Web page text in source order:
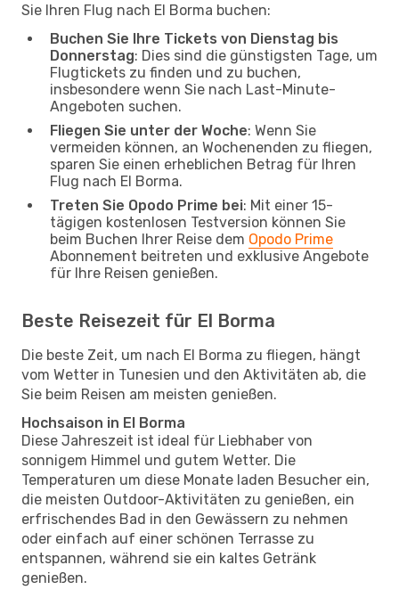
Sie Ihren Flug nach El Borma buchen:
Buchen Sie Ihre Tickets von Dienstag bis
Donnerstag: Dies sind die günstigsten Tage, um
Flugtickets zu finden und zu buchen,
insbesondere wenn Sie nach Last-Minute-
Angeboten suchen.
Fliegen Sie unter der Woche: Wenn Sie
vermeiden können, an Wochenenden zu fliegen,
sparen Sie einen erheblichen Betrag für Ihren
Flug nach El Borma.
Treten Sie Opodo Prime bei: Mit einer 15-
tägigen kostenlosen Testversion können Sie
beim Buchen Ihrer Reise dem Opodo Prime
Abonnement beitreten und exklusive Angebote
für Ihre Reisen genießen.
Beste Reisezeit für El Borma
Die beste Zeit, um nach El Borma zu fliegen, hängt
vom Wetter in Tunesien und den Aktivitäten ab, die
Sie beim Reisen am meisten genießen.
Hochsaison in El Borma
Diese Jahreszeit ist ideal für Liebhaber von
sonnigem Himmel und gutem Wetter. Die
Temperaturen um diese Monate laden Besucher ein,
die meisten Outdoor-Aktivitäten zu genießen, ein
erfrischendes Bad in den Gewässern zu nehmen
oder einfach auf einer schönen Terrasse zu
entspannen, während sie ein kaltes Getränk
genießen.